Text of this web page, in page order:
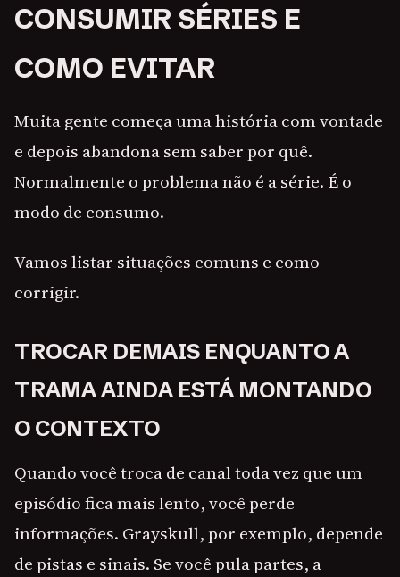
CONSUMIR SÉRIES E
COMO EVITAR
Muita gente começa uma história com vontade
e depois abandona sem saber por quê.
Normalmente o problema não é a série. É o
modo de consumo.
Vamos listar situações comuns e como
corrigir.
TROCAR DEMAIS ENQUANTO A
TRAMA AINDA ESTÁ MONTANDO
O CONTEXTO
Quando você troca de canal toda vez que um
episódio fica mais lento, você perde
informações. Grayskull, por exemplo, depende
de pistas e sinais. Se você pula partes, a